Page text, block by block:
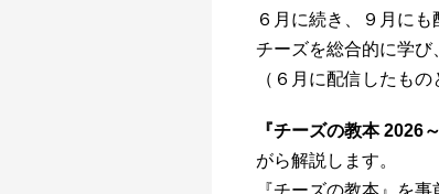
６月に続き、９月にも
チーズを総合的に学び
（６月に配信したもの
『チーズの教本 2026
がら解説します。
『チーズの教本』を